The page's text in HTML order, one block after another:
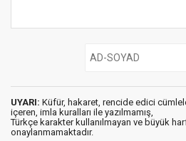
UYARI: Küfür, hakaret, rencide edici
içeren, imla kuralları ile yazılmamış,
Türkçe karakter kullanılmayan ve büyük
onaylanmamaktadır.